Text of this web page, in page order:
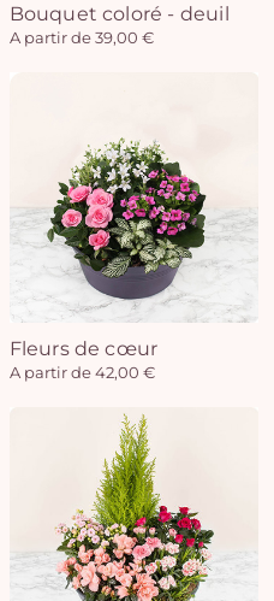
Bouquet coloré - deuil
A partir de 39,00 €
Fleurs de cœur
A partir de 42,00 €